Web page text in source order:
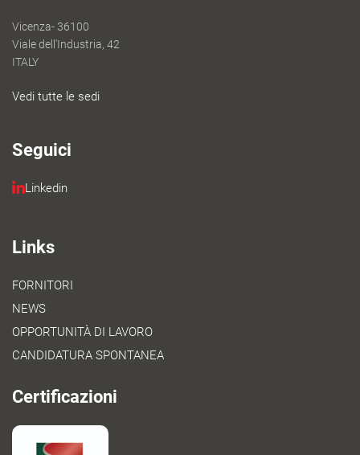
Vicenza- 36100
Viale dell'Industria, 42
ITALY
Vedi tutte le sedi
Seguici
Linkedin
Links
FORNITORI
NEWS
OPPORTUNITÀ DI LAVORO
CANDIDATURA SPONTANEA
Certificazioni